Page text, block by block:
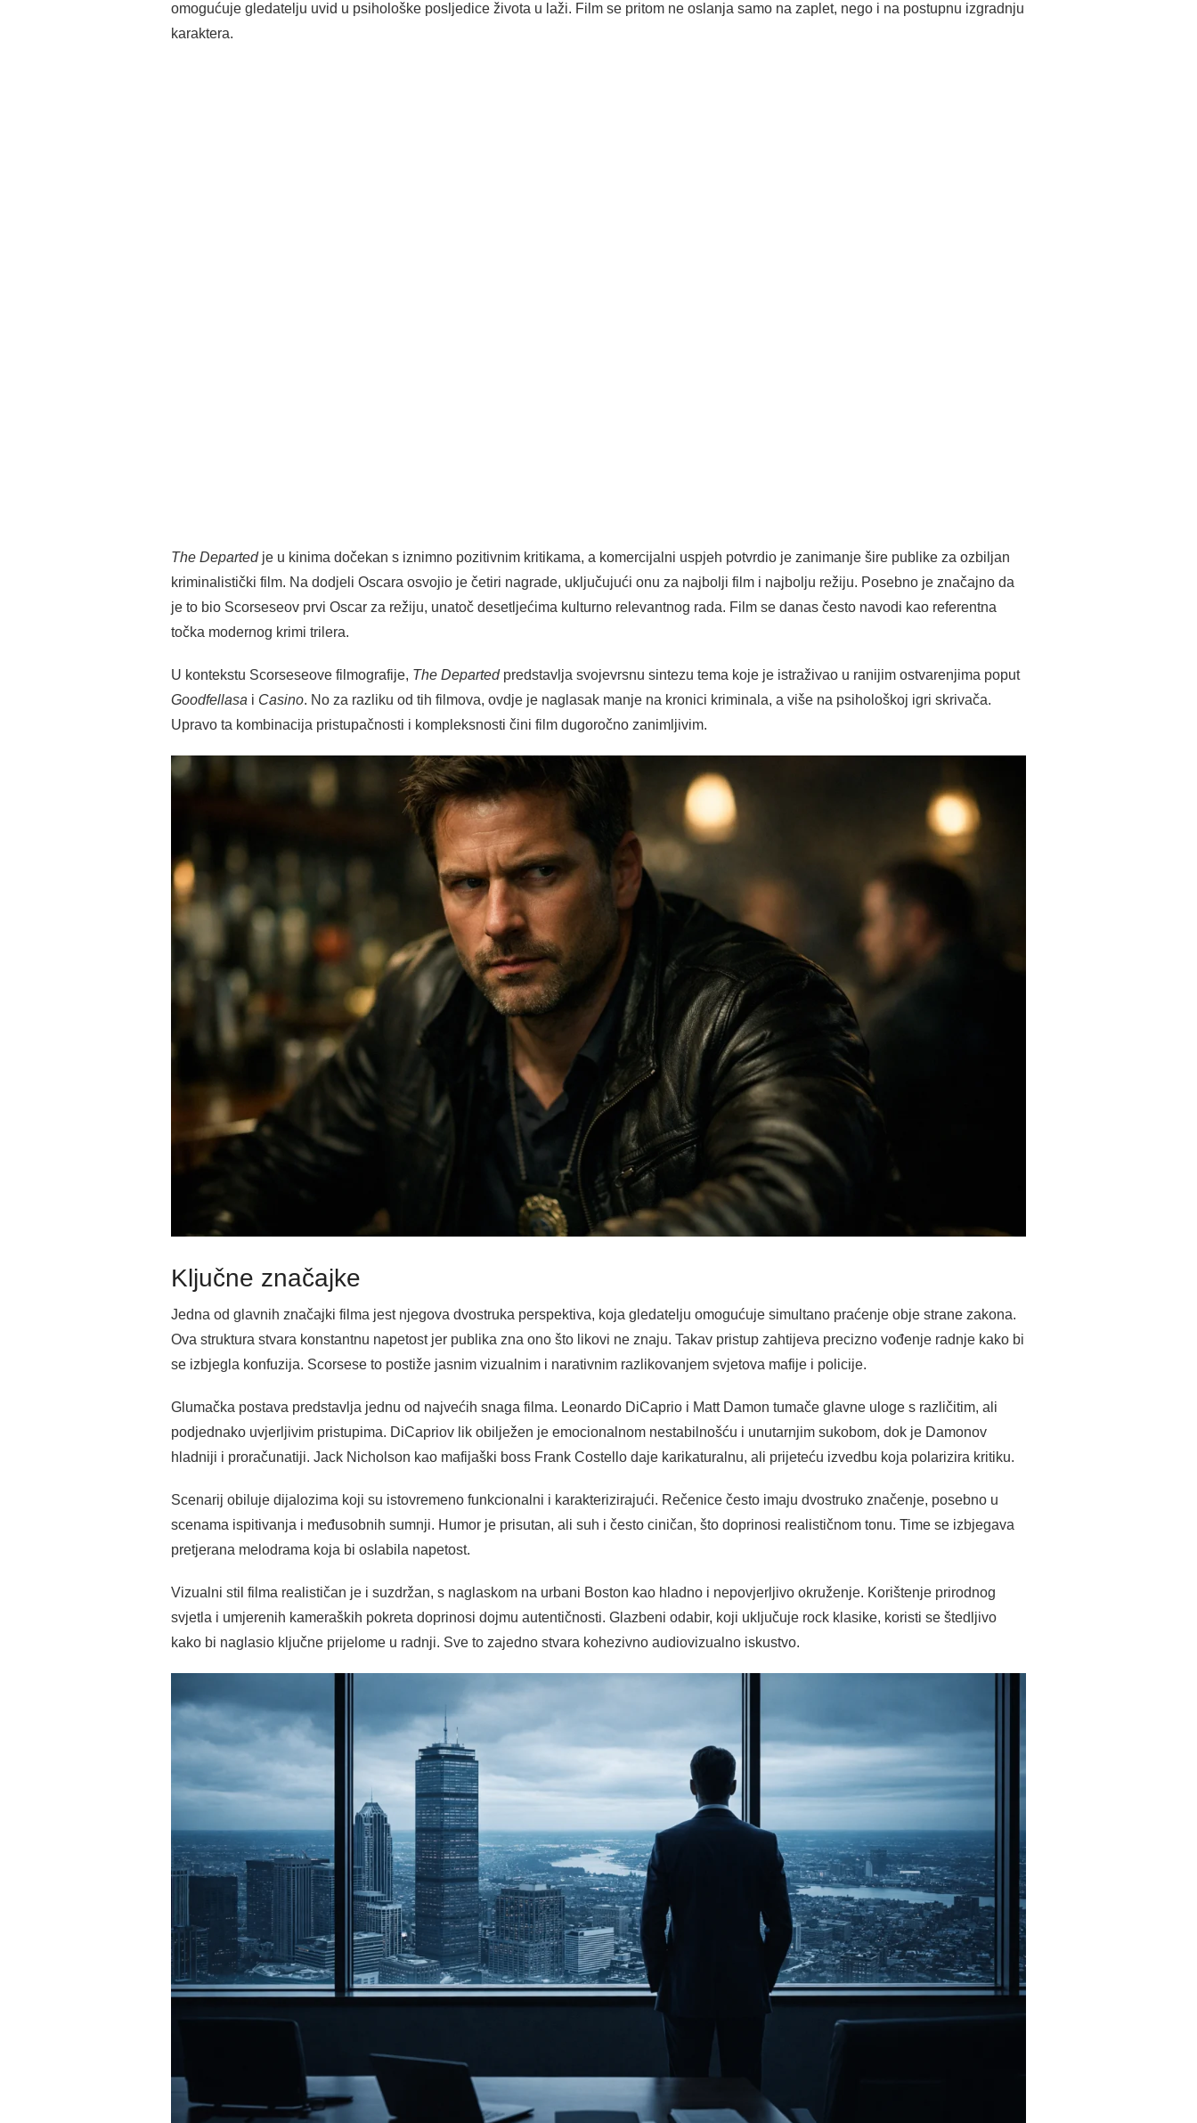
omogućuje gledatelju uvid u psihološke posljedice života u laži. Film se pritom ne oslanja samo na zaplet, nego i na postupnu izgradnju
karaktera.
The Departedje u kinima dočekan s iznimno pozitivnim kritikama, a komercijalni uspjeh potvrdio je zanimanje šire publike za ozbiljan
kriminalistički film. Na dodjeli Oscara osvojio je četiri nagrade, uključujući onu za najbolji film i najbolju režiju. Posebno je značajno da
je to bio Scorseseov prvi Oscar za režiju, unatoč desetljećima kulturno relevantnog rada. Film se danas često navodi kao referentna
točka modernog krimi trilera.
U kontekstu Scorseseove filmografije, The Departedpredstavlja svojevrsnu sintezu tema koje je istraživao u ranijim ostvarenjima poput
Goodfellasa i Casino. No za razliku od tih filmova, ovdje je naglasak manje na kronici kriminala, a više na psihološkoj igri skrivača.
Upravo ta kombinacija pristupačnosti i kompleksnosti čini film dugoročno zanimljivim.
Ključne značajke
Jedna od glavnih značajki filma jest njegova dvostruka perspektiva, koja gledatelju omogućuje simultano praćenje obje strane zakona.
Ova struktura stvara konstantnu napetost jer publika zna ono što likovi ne znaju. Takav pristup zahtijeva precizno vođenje radnje kako bi
se izbjegla konfuzija. Scorsese to postiže jasnim vizualnim i narativnim razlikovanjem svjetova mafije i policije.
Glumačka postava predstavlja jednu od najvećih snaga filma. Leonardo DiCaprio i Matt Damon tumače glavne uloge s različitim, ali
podjednako uvjerljivim pristupima. DiCapriov lik obilježen je emocionalnom nestabilnošću i unutarnjim sukobom, dok je Damonov
hladniji i proračunatiji. Jack Nicholson kao mafijaški boss Frank Costello daje karikaturalnu, ali prijeteću izvedbu koja polarizira kritiku.
Scenarij obiluje dijalozima koji su istovremeno funkcionalni i karakterizirajući. Rečenice često imaju dvostruko značenje, posebno u
scenama ispitivanja i međusobnih sumnji. Humor je prisutan, ali suh i često ciničan, što doprinosi realističnom tonu. Time se izbjegava
pretjerana melodrama koja bi oslabila napetost.
Vizualni stil filma realističan je i suzdržan, s naglaskom na urbani Boston kao hladno i nepovjerljivo okruženje. Korištenje prirodnog
svjetla i umjerenih kameraških pokreta doprinosi dojmu autentičnosti. Glazbeni odabir, koji uključuje rock klasike, koristi se štedljivo
kako bi naglasio ključne prijelome u radnji. Sve to zajedno stvara kohezivno audiovizualno iskustvo.